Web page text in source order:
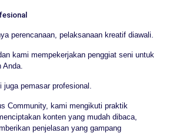
perencanaan, pelaksanaan kreatif diawali.
kami mempekerjakan penggiat seni untuk
pemasar profesional.
Community, kami mengikuti praktik
konten yang mudah dibaca,
penjelasan yang gampang